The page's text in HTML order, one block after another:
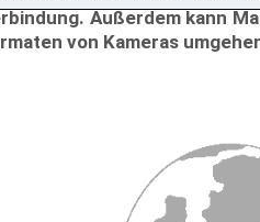
Außerdem kann
von Kameras